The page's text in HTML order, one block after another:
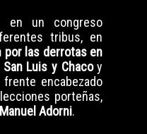
en un congreso
tribus, en
por las derrotas en
Luis y Chacoy
encabezado
porteñas,
Manuel Adorni.